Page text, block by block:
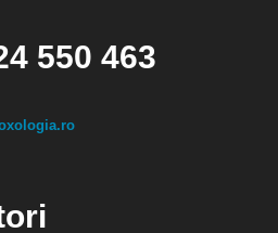
550 463